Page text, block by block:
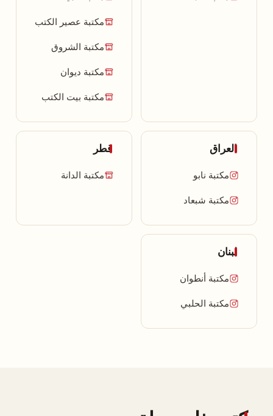
مكتبة عصير الكتب
مكتبة الشروق
مكتبة ديوان
مكتبة بيت الكتب
العراق
مكتبة نابو
مكتبة شبعاد
قطر
مكتبة الدانة
لبنان
مكتبة أنطوان
مكتبة الحلبي